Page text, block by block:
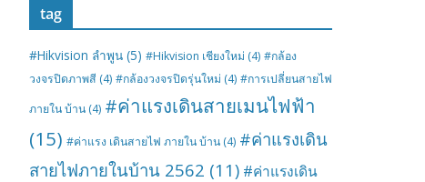
tag
#Hikvision ลำพูน (5) #Hikvision เชียงใหม่ (4) #กล้อง
วงจรปิดภาพสี (4) #กล้องวงจรปิดรุ่นใหม่ (4) #การเปลี่ยนสายไฟ
ภายใน บ้าน (4) #ค่าแรงเดินสายเมนไฟฟ้า
(15) #ค่าแรง เดินสายไฟ ภายใน บ้าน (4) #ค่าแรงเดิน
สายไฟภายในบ้าน 2562 (11) #ค่าแรงเดิน